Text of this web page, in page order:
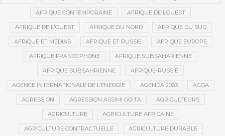
AFRIQUE CONTEMPORAINE AFRIQUE DE L’OUEST
AFRIQUE DE L'OUEST AFRIQUE DU NORD AFRIQUE DU SUD
AFRIQUE ET MÉDIAS AFRIQUE ET RUSSIE AFRIQUE EUROPE
AFRIQUE FRANCOPHONE AFRIQUE SUBSAHARIENNE
AFRIQUE SUBSAHRIENNE AFRIQUE-RUSSIE
AGENCE INTERNATIONALE DE L’ÉNERGIE AGENDA 2063 AGOA
AGRESSION AGRESSION ASSIMI GOITA AGRICULTEURS
AGRICULTURE AGRICULTURE AFRICAINE
AGRICULTURE CONTRACTUELLE AGRICULTURE DURABLE